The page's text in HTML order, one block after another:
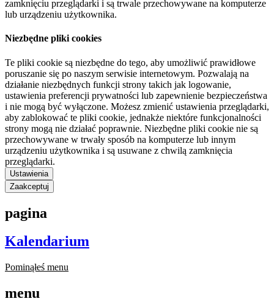
zamknięciu przeglądarki i są trwale przechowywane na komputerze
lub urządzeniu użytkownika.
Niezbędne pliki cookies
Te pliki cookie są niezbędne do tego, aby umożliwić prawidłowe
poruszanie się po naszym serwisie internetowym. Pozwalają na
działanie niezbędnych funkcji strony takich jak logowanie,
ustawienia preferencji prywatności lub zapewnienie bezpieczeństwa
i nie mogą być wyłączone. Możesz zmienić ustawienia przeglądarki,
aby zablokować te pliki cookie, jednakże niektóre funkcjonalności
strony mogą nie działać poprawnie. Niezbędne pliki cookie nie są
przechowywane w trwały sposób na komputerze lub innym
urządzeniu użytkownika i są usuwane z chwilą zamknięcia
przeglądarki.
Ustawienia
Zaakceptuj
pagina
Kalendarium
Pominąłeś menu
menu